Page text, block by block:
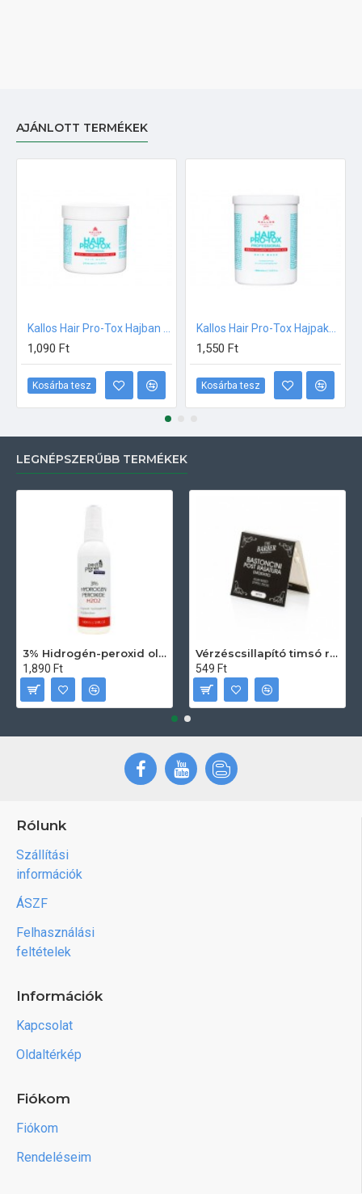
AJÁNLOTT TERMÉKEK
1,090 Ft
Kosárba tesz
1,550 Ft
Kosárba tesz
LEGNÉPSZERŰBB TERMÉKEK
3% Hidrogén-peroxid oldat (sebfertőtlenítő) 100ml
1,890 Ft
Vérzéscsillapító timsó rúd 20db
549 Ft
Rólunk
Szállítási
információk
ÁSZF
Felhasználási
feltételek
Információk
Kapcsolat
Oldaltérkép
Fiókom
Fiókom
Rendeléseim